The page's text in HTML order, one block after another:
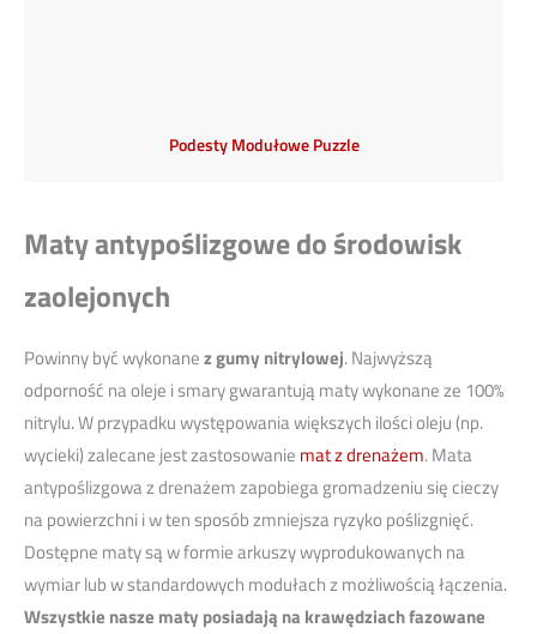
Podesty Modułowe Puzzle
Maty antypoślizgowe do środowisk
zaolejonych
Powinny być wykonanez gumy nitrylowej. Najwyższą
odporność na oleje i smary gwarantują maty wykonane ze 100%
nitrylu. W przypadku występowania większych ilości oleju (np.
wycieki) zalecane jest zastosowanie mat z drenażem. Mata
antypoślizgowa z drenażem zapobiega gromadzeniu się cieczy
na powierzchni i w ten sposób zmniejsza ryzyko poślizgnięć.
Dostępne maty są w formie arkuszy wyprodukowanych na
wymiar lub w standardowych modułach z możliwością łączenia.
Wszystkie nasze maty posiadają na krawędziach fazowane